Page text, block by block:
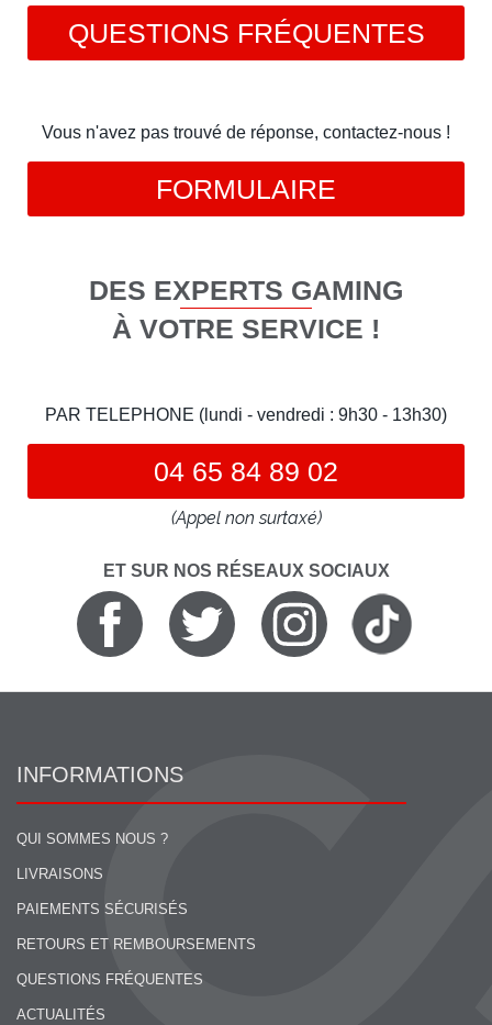
QUESTIONS FRÉQUENTES
Vous n'avez pas trouvé de réponse, contactez-nous !
FORMULAIRE
DES EXPERTS GAMING
À VOTRE SERVICE !
PAR TELEPHONE (lundi - vendredi : 9h30 - 13h30)
04 65 84 89 02
(Appel non surtaxé)
ET SUR NOS RÉSEAUX SOCIAUX
INFORMATIONS
QUI SOMMES NOUS ?
LIVRAISONS
PAIEMENTS SÉCURISÉS
RETOURS ET REMBOURSEMENTS
QUESTIONS FRÉQUENTES
ACTUALITÉS